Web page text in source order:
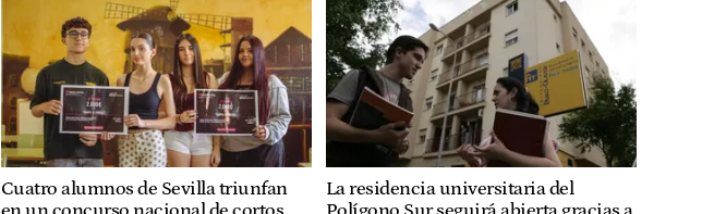
Cuatro alumnos de Sevilla triunfan
La residencia universitaria del